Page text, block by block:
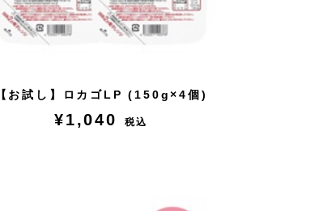
【お試し】ロカゴLP (150g×4個)
¥1,040 税込